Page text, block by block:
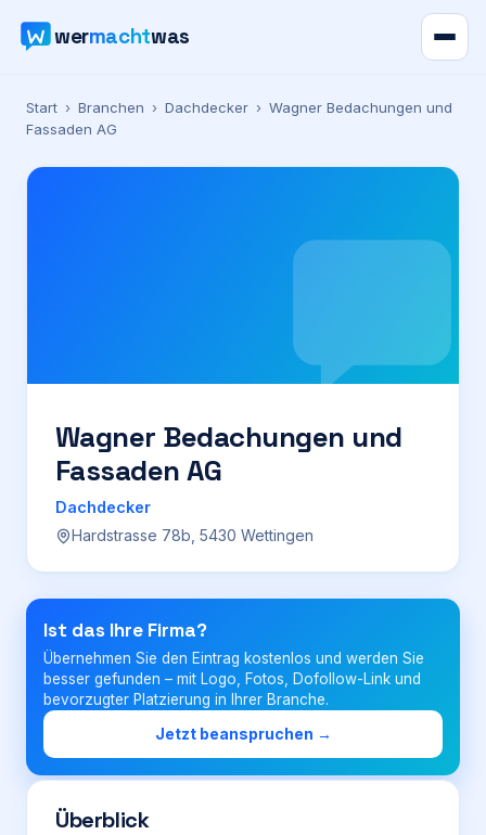
wermachtwas
Verzeichnis
Karte
Für Firmen
Login
Start › Branchen › Dachdecker › Wagner Bedachungen und
Fassaden AG
Wagner Bedachungen und
Fassaden AG
Dachdecker
Hardstrasse 78b, 5430 Wettingen
Ist das Ihre Firma?
Übernehmen Sie den Eintrag kostenlos und werden Sie
besser gefunden – mit Logo, Fotos, Dofollow-Link und
bevorzugter Platzierung in Ihrer Branche.
Jetzt beanspruchen →
Überblick